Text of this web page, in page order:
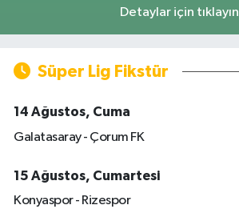
Detaylar için tıklayın
Süper Lig Fikstür
14 Ağustos, Cuma
Galatasaray - Çorum FK
15 Ağustos, Cumartesi
Konyaspor - Rizespor